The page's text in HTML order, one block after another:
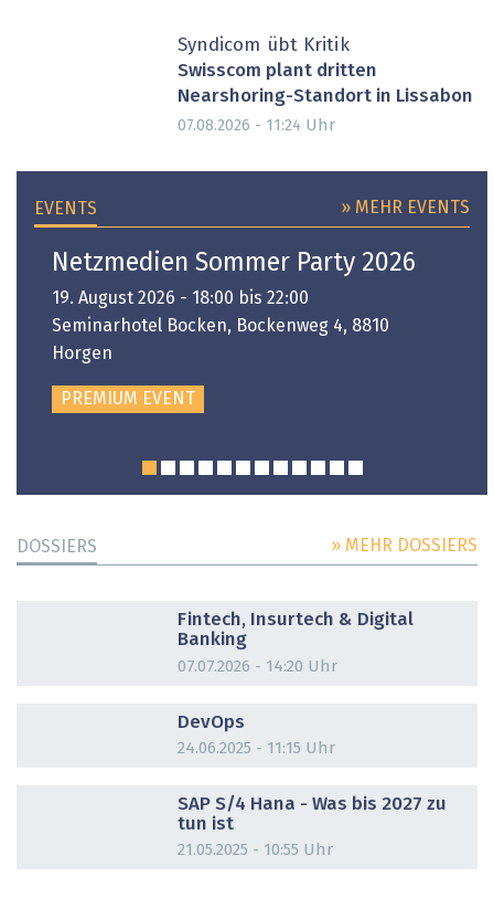
Syndicom übt Kritik
Swisscom plant dritten
Nearshoring-Standort in Lissabon
07.08.2026 - 11:24 Uhr
EVENTS » MEHR EVENTS
Netzmedien Sommer Party 2026
19. August 2026 - 18:00 bis 22:00
Seminarhotel Bocken, Bockenweg 4, 8810
Horgen
PREMIUM EVENT
DOSSIERS » MEHR DOSSIERS
Fintech, Insurtech & Digital
Banking
07.07.2026 - 14:20 Uhr
DevOps
24.06.2025 - 11:15 Uhr
SAP S/4 Hana - Was bis 2027 zu
tun ist
21.05.2025 - 10:55 Uhr